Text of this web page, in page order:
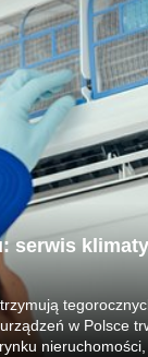
serwis
w Polsce